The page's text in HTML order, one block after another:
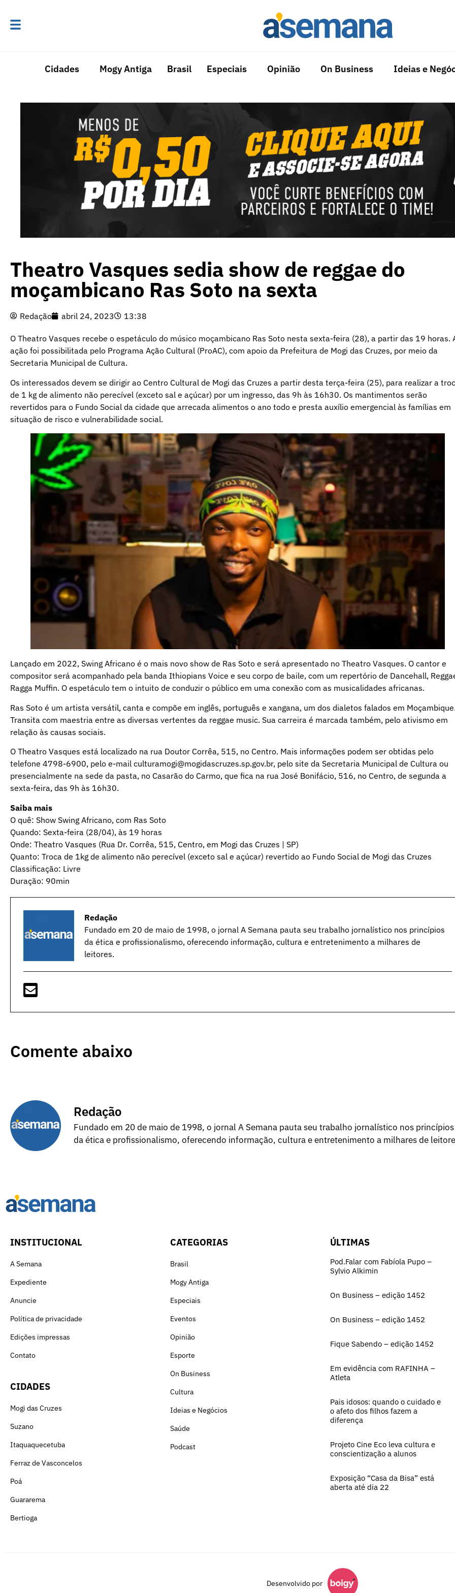
Cidades Mogy Antiga Brasil Especiais Opinião On Business Ideias e
Theatro Vasques sedia show de reggae do
moçambicano Ras Soto na sexta
Redação abril 24, 2023 13:38
O Theatro Vasques recebe o espetáculo do músico moçambicano Ras Soto nesta sexta-feira (28), a partir das 19 horas.
ação foi possibilitada pelo Programa Ação Cultural (ProAC), com apoio da Prefeitura de Mogi das Cruzes, por meio da
Secretaria Municipal de Cultura.
Os interessados devem se dirigir ao Centro Cultural de Mogi das Cruzes a partir desta terça-feira (25), para realizar a
de 1 kg de alimento não perecível (exceto sal e açúcar) por um ingresso, das 9h às 16h30. Os mantimentos serão
revertidos para o Fundo Social da cidade que arrecada alimentos o ano todo e presta auxílio emergencial às famílias em
situação de risco e vulnerabilidade social.
Lançado em 2022, Swing Africano é o mais novo show de Ras Soto e será apresentado no Theatro Vasques. O cantor e
compositor será acompanhado pela banda Ithiopians Voice e seu corpo de baile, com um repertório de Dancehall,
Ragga Muffin. O espetáculo tem o intuito de conduzir o público em uma conexão com as musicalidades africanas.
Ras Soto é um artista versátil, canta e compõe em inglês, português e xangana, um dos dialetos falados em
Transita com maestria entre as diversas vertentes da reggae music. Sua carreira é marcada também, pelo ativismo em
relação às causas sociais.
O Theatro Vasques está localizado na rua Doutor Corrêa, 515, no Centro. Mais informações podem ser obtidas pelo
telefone 4798-6900, pelo e-mail culturamogi@mogidascruzes.sp.gov.br, pelo site da Secretaria Municipal de Cultura ou
presencialmente na sede da pasta, no Casarão do Carmo, que fica na rua José Bonifácio, 516, no Centro, de segunda a
sexta-feira, das 9h às 16h30.
Saiba mais
O quê: Show Swing Africano, com Ras Soto
Quando: Sexta-feira (28/04), às 19 horas
Onde: Theatro Vasques (Rua Dr. Corrêa, 515, Centro, em Mogi das Cruzes | SP)
Quanto: Troca de 1kg de alimento não perecível (exceto sal e açúcar) revertido ao Fundo Social de Mogi das Cruzes
Classificação: Livre
Duração: 90min
Redação
Fundado em 20 de maio de 1998, o jornal A Semana pauta seu trabalho jornalístico nos princípios
da ética e profissionalismo, oferecendo informação, cultura e entretenimento a milhares de
leitores.
Comente abaixo
Redação
Fundado em 20 de maio de 1998, o jornal A Semana pauta seu trabalho jornalístico nos princípios
da ética e profissionalismo, oferecendo informação, cultura e entretenimento a milhares de
INSTITUCIONAL
A Semana
Expediente
Anuncie
Política de privacidade
Edições impressas
Contato
CIDADES
Mogi das Cruzes
Suzano
Itaquaquecetuba
Ferraz de Vasconcelos
Poá
Guararema
Bertioga
CATEGORIAS
Brasil
Mogy Antiga
Especiais
Eventos
Opinião
Esporte
On Business
Cultura
Ideias e Negócios
Saúde
Podcast
ÚLTIMAS
Pod.Falar com Fabíola Pupo –
Sylvio Alkimin
On Business – edição 1452
On Business – edição 1452
Fique Sabendo – edição 1452
Em evidência com RAFINHA –
Atleta
Pais idosos: quando o cuidado e
o afeto dos filhos fazem a
diferença
Projeto Cine Eco leva cultura e
conscientização a alunos
Exposição “Casa da Bisa” está
aberta até dia 22
Desenvolvido por